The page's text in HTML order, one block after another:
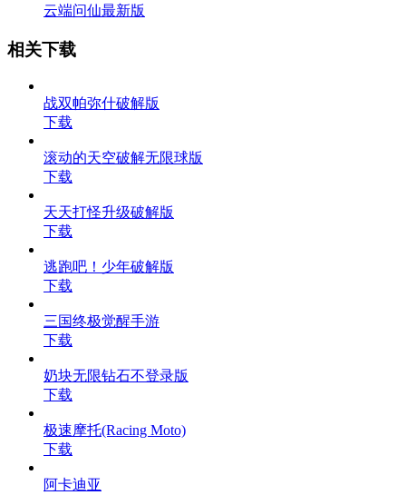
云端问仙最新版
相关下载
战双帕弥什破解版
下载
滚动的天空破解无限球版
下载
天天打怪升级破解版
下载
逃跑吧！少年破解版
下载
三国终极觉醒手游
下载
奶块无限钻石不登录版
下载
极速摩托(Racing Moto)
下载
阿卡迪亚